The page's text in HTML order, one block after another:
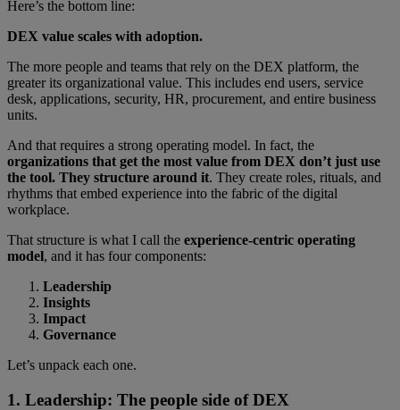
Here’s the bottom line:
DEX value scales with adoption.
The more people and teams that rely on the DEX platform, the
greater its organizational value. This includes end users, service
desk, applications, security, HR, procurement, and entire business
units.
And that requires a strong operating model. In fact, the
organizations that get the most value from DEX don’t just use
the tool. They structure around it. They create roles, rituals, and
rhythms that embed experience into the fabric of the digital
workplace.
That structure is what I call the experience-centric operating
model, and it has four components:
Leadership
Insights
Impact
Governance
Let’s unpack each one.
1. Leadership: The people side of DEX